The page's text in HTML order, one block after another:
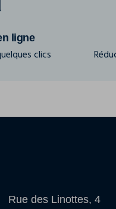
ligne
clics
Rue des Linottes, 4